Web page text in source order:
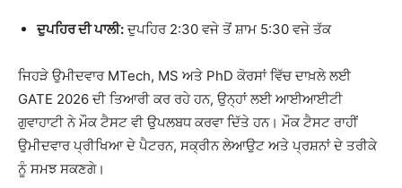
ਦੁਪਹਿਰ ਦੀ ਪਾਲੀ: ਦੁਪਹਿਰ 2:30 ਵਜੇ ਤੋਂ ਸ਼ਾਮ 5:30 ਵਜੇ ਤੱਕ
ਜਿਹੜੇ ਉਮੀਦਵਾਰ MTech, MS ਅਤੇ PhD ਕੋਰਸਾਂ ਵਿੱਚ ਦਾਖ਼ਲੇ ਲਈ
GATE 2026 ਦੀ ਤਿਆਰੀ ਕਰ ਰਹੇ ਹਨ, ਉਨ੍ਹਾਂ ਲਈ ਆਈਆਈਟੀ
ਗੁਵਾਹਾਟੀ ਨੇ ਮੌਕ ਟੈਸਟ ਵੀ ਉਪਲਬਧ ਕਰਵਾ ਦਿੱਤੇ ਹਨ। ਮੌਕ ਟੈਸਟ ਰਾਹੀਂ
ਉਮੀਦਵਾਰ ਪ੍ਰੀਖਿਆ ਦੇ ਪੈਟਰਨ, ਸਕ੍ਰੀਨ ਲੇਆਉਟ ਅਤੇ ਪ੍ਰਸ਼ਨਾਂ ਦੇ ਤਰੀਕੇ
ਨੂੰ ਸਮਝ ਸਕਣਗੇ।